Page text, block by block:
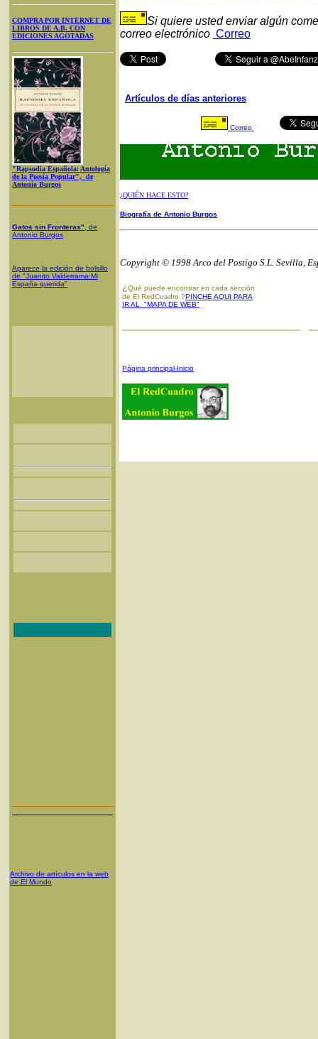
COMPRA POR INTERNET DE
LIBROS DE A.B. CON
EDICIONES AGOTADAS
"Rapsodia Española: Antología
de la Poesía Popular", de
Antonio Burgos
Gatos sin Fronteras" , de
Antonio Burgos
Aparece la edición de bolsillo
de "Juanito Valderrama:Mi
España querida"
Archivo de artículos en la web
de El Mundo
Si quiere usted enviar algún
correo electrónico Correo
Artículos de días anteriores
Correo
¿QUIÉN HACE ESTO?
Biografía de Antonio Burgos
Copyright © 1998 Arco del Postigo S.L. Sevilla,
¿ Qué puede encontrar en cada sección
de El RedCuadro ?PINCHE AQUI PARA
IR AL "MAPA DE WEB"
Página principal-Inicio